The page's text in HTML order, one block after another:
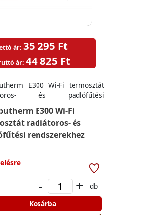
E300 Wi-Fi
radiátoros- és
rendszerekhez
E300 Wi-Fi termosztát
és padlófűtési
ár: 35 295 Ft
ár: 44 825 Ft
- +
db
Kosárba